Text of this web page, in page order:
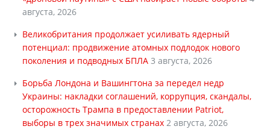
августа, 2026
Великобритания продолжает усиливать ядерный
потенциал: продвижение атомных подлодок нового
поколения и подводных БПЛА 3 августа, 2026
Борьба Лондона и Вашингтона за передел недр
Украины: накладки соглашений, коррупция, скандалы,
осторожность Трампа в предоставлении Patriot,
выборы в трех значимых странах 2 августа, 2026